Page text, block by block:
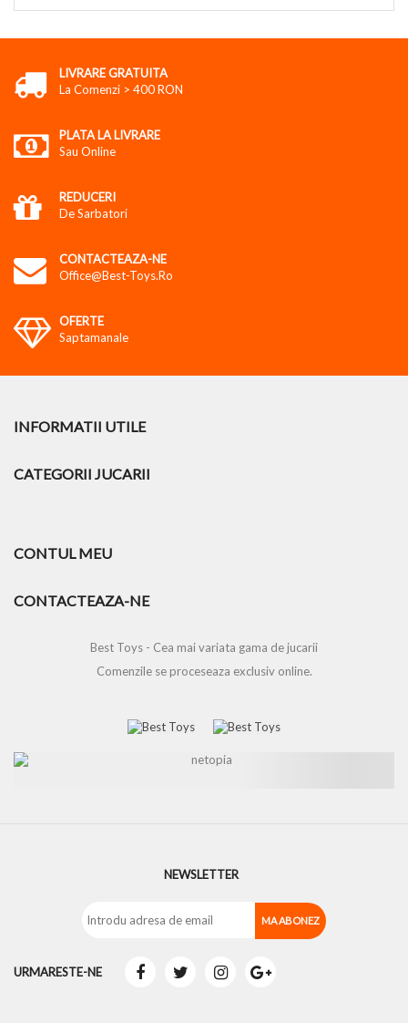
LIVRARE GRATUITA
La Comenzi > 400 RON
PLATA LA LIVRARE
Sau Online
REDUCERI
De Sarbatori
CONTACTEAZA-NE
Office@best-Toys.ro
OFERTE
Saptamanale
INFORMATII UTILE
CATEGORII JUCARII
CONTUL MEU
CONTACTEAZA-NE
Best Toys - Cea mai variata gama de jucarii
Comenzile se proceseaza exclusiv online.
NEWSLETTER
URMARESTE-NE